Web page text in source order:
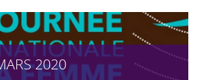
2020